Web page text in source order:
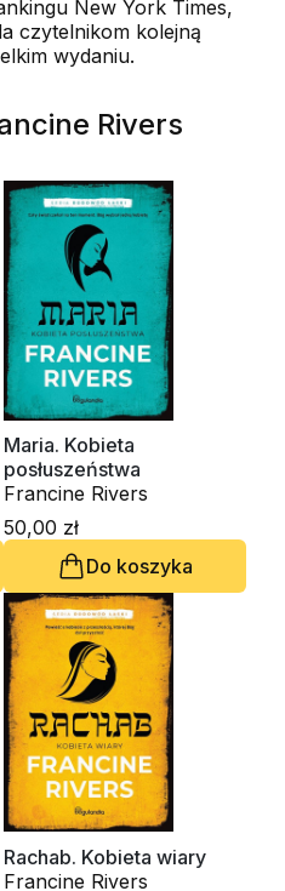
New York Times,
czytelnikom kolejną
wydaniu.
Rivers
Maria. Kobieta
posłuszeństwa
Francine Rivers
50,00 zł
Do koszyka
Rachab. Kobieta wiary
Francine Rivers